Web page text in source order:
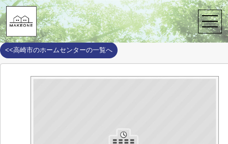
株式会社メイクワン > 周辺施設案内 > 高崎市 > 高崎市のホームセン
カインズホーム FC高崎小鳥店
<<高崎市のホームセンターの一覧へ